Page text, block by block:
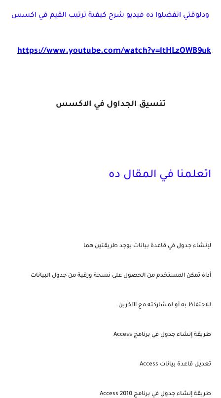
ودلوقتي اتفضلوا ده فيديو شرح كيفية ترتيب القيم في اكسس
https://www.youtube.com/watch?v=ltHLzOWB9uk
تنسيق الجداول في الاكسس
اتعلمنا في المقال ده
لإنشاء جدول في قاعدة بيانات يوجد طريقتين هما
أداة تمكن المستخدم من الحصول على نسخة ورقية من جدول البيانات
للاحتفاظ به أو لمشاركته مع الآخرين.
طريقة إنشاء جدول في برنامج Access
تعديل قاعدة بيانات Access
طريقة إنشاء جدول في برنامج Access 2010